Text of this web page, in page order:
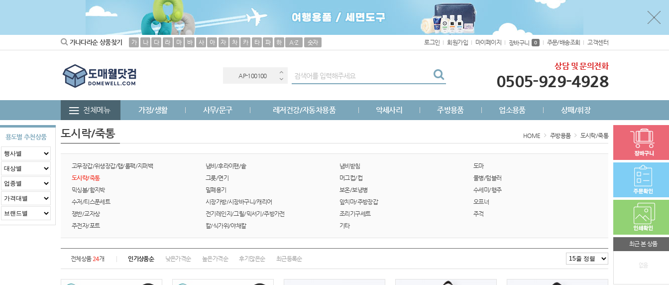
가나다라순 상품찾기 가 나 다 라 마 바 사 아 자 차 카 타 파 하 A-Z 숫자 로그인 회원가입 마이페이지 장바구니 0 주문/배송조회 고객센터
AP-100100
AP-100025
AP-100056
AP-100040
AP-100013
상담 및 문의전화
0505-929-4928
전체메뉴 가정/생활 사무/문구 레저건강/자동차용품 악세사리 주방용품 업소용품 상패/휘장
용도별 추천상품
최근 본 상품
없음
도시락/죽통 HOME 주방용품 도시락/죽통
고무장갑/위생장갑/랩/롤팩/지퍼백 냄비/후라이팬/솥 냄비받침
도마
도시락/죽통
그릇/면기 머그컵/컵
물병/텀블러
믹싱볼/함지박
밀폐용기 보온/보냉병
수세미/행주
수저/티스푼세트
시장가방/시장바구니/캐리어 앞치마/주방장갑
오프너
쟁반/교자상
전기레인지/그릴/믹서기/주방가전 조리기구세트
주걱
주전자/포트
칼/식가위/야채칼 기타
전체상품 24개 인기상품순 낮은가격순 높은가격순 후기많은순 최근등록순